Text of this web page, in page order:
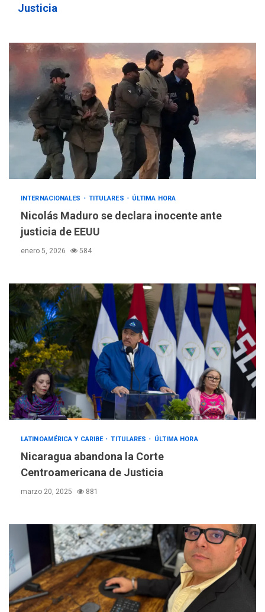
Justicia
INTERNACIONALES TITULARES ÚLTIMA HORA
Nicolás Maduro se declara inocente ante
justicia de EEUU
enero 5, 2026 584
LATINOAMÉRICA Y CARIBE TITULARES ÚLTIMA HORA
Nicaragua abandona la Corte
Centroamericana de Justicia
marzo 20, 2025 881